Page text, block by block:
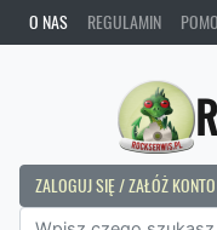
O NAS REGULAMIN
ZALOGUJ SIĘ / ZAŁÓŻ KONTO